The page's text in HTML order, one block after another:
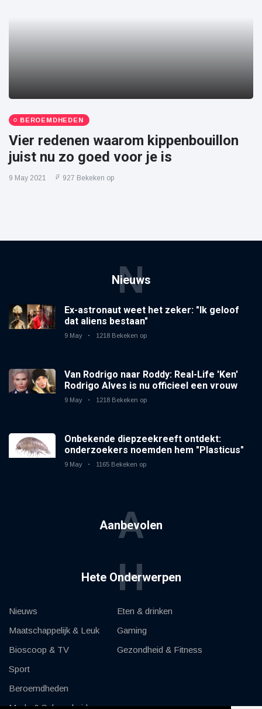
BEROEMDHEDEN
Vier redenen waarom kippenbouillon
juist nu zo goed voor je is
9 May 2021 927 Bekeken op
Nieuws
N
Ex-astronaut weet het zeker: "Ik geloof
dat aliens bestaan"
9 May 1218 Bekeken op
Van Rodrigo naar Roddy: Real-Life 'Ken'
Rodrigo Alves is nu officieel een vrouw
9 May 1218 Bekeken op
Onbekende diepzeekreeft ontdekt:
onderzoekers noemden hem "Plasticus"
9 May 1165 Bekeken op
Aanbevolen
A
Hete Onderwerpen
H
Nieuws
Maatschappelijk & Leuk
Bioscoop & TV
Sport
Beroemdheden
Eten & drinken
Gaming
Gezondheid & Fitness